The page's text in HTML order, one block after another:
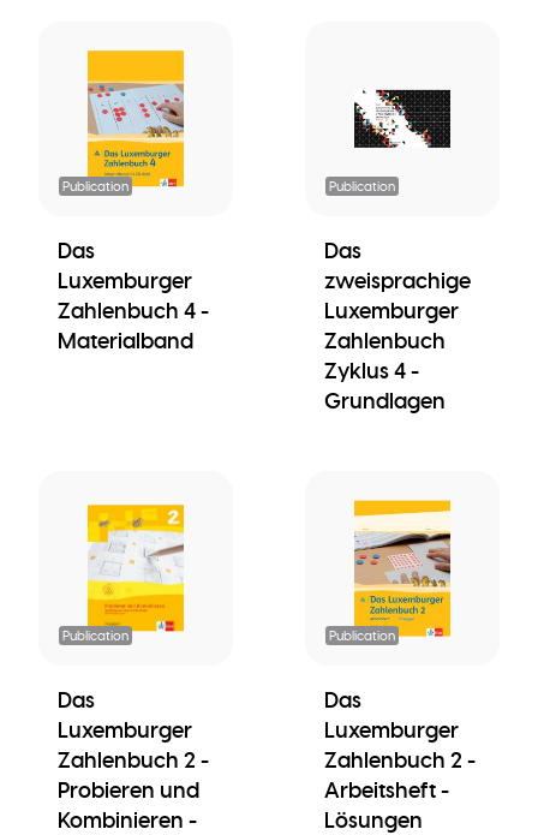
Publication
Das
Luxemburger
Zahlenbuch 4 -
Materialband
Publication
Das
zweisprachige
Luxemburger
Zahlenbuch
Zyklus 4 -
Grundlagen
Publication
Das
Luxemburger
Zahlenbuch 2 -
Probieren und
Kombinieren -
Publication
Das
Luxemburger
Zahlenbuch 2 -
Arbeitsheft -
Lösungen